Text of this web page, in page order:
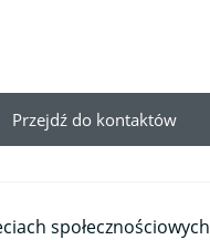
Przejdź do kontaktów
społecznościowych